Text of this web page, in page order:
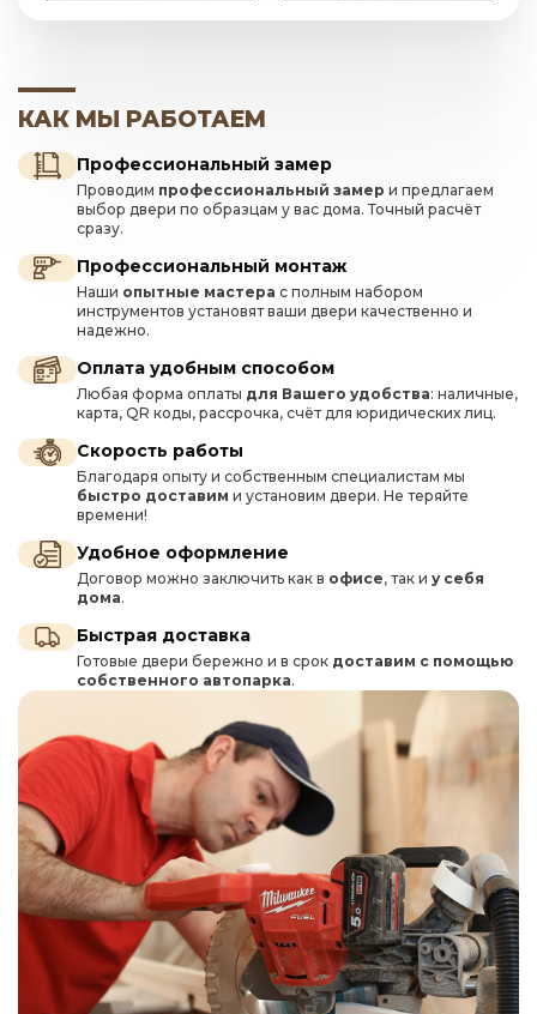
КАК МЫ РАБОТАЕМ
Профессиональный замер
Проводим профессиональный замер и предлагаем
выбор двери по образцам у вас дома. Точный расчёт
сразу.
Профессиональный монтаж
Наши опытные мастера с полным набором
инструментов установят ваши двери качественно и
надежно.
Оплата удобным способом
Любая форма оплаты для Вашего удобства: наличные,
карта, QR коды, рассрочка, счёт для юридических лиц.
Скорость работы
Благодаря опыту и собственным специалистам мы
быстро доставим и установим двери. Не теряйте
времени!
Удобное оформление
Договор можно заключить как в офисе, так и у себя
дома.
Быстрая доставка
Готовые двери бережно и в срок доставим с помощью
собственного автопарка.